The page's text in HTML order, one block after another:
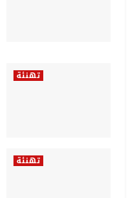
تهنئة
تهنئة